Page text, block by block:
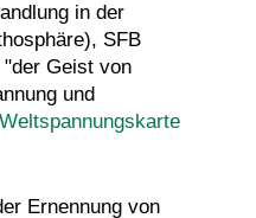
in der
SFB
Geist von
und
Weltspannungskarte
Ernennung von